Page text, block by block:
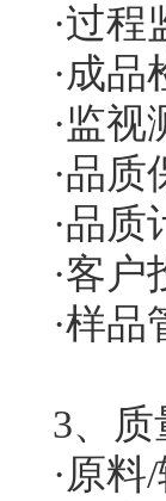
·过程
·成品
·监视
·品质
·品质
·客户
·样品
3、质
·原料/